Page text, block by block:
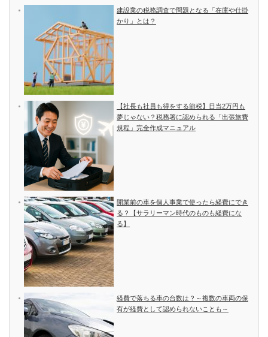
建設業の税務調査で問題となる「在庫や仕掛
かり」とは？
【社長も社員も得をする節税】日当2万円も
夢じゃない？税務署に認められる「出張旅費
規程」完全作成マニュアル
開業前の車を個人事業で使ったら経費にでき
る？【サラリーマン時代のものも経費にな
る】
経費で落ちる車の台数は？～複数の車両の保
有が経費として認められないことも～